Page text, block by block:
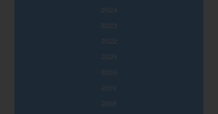
2024
2023
2022
2021
2020
2019
2018